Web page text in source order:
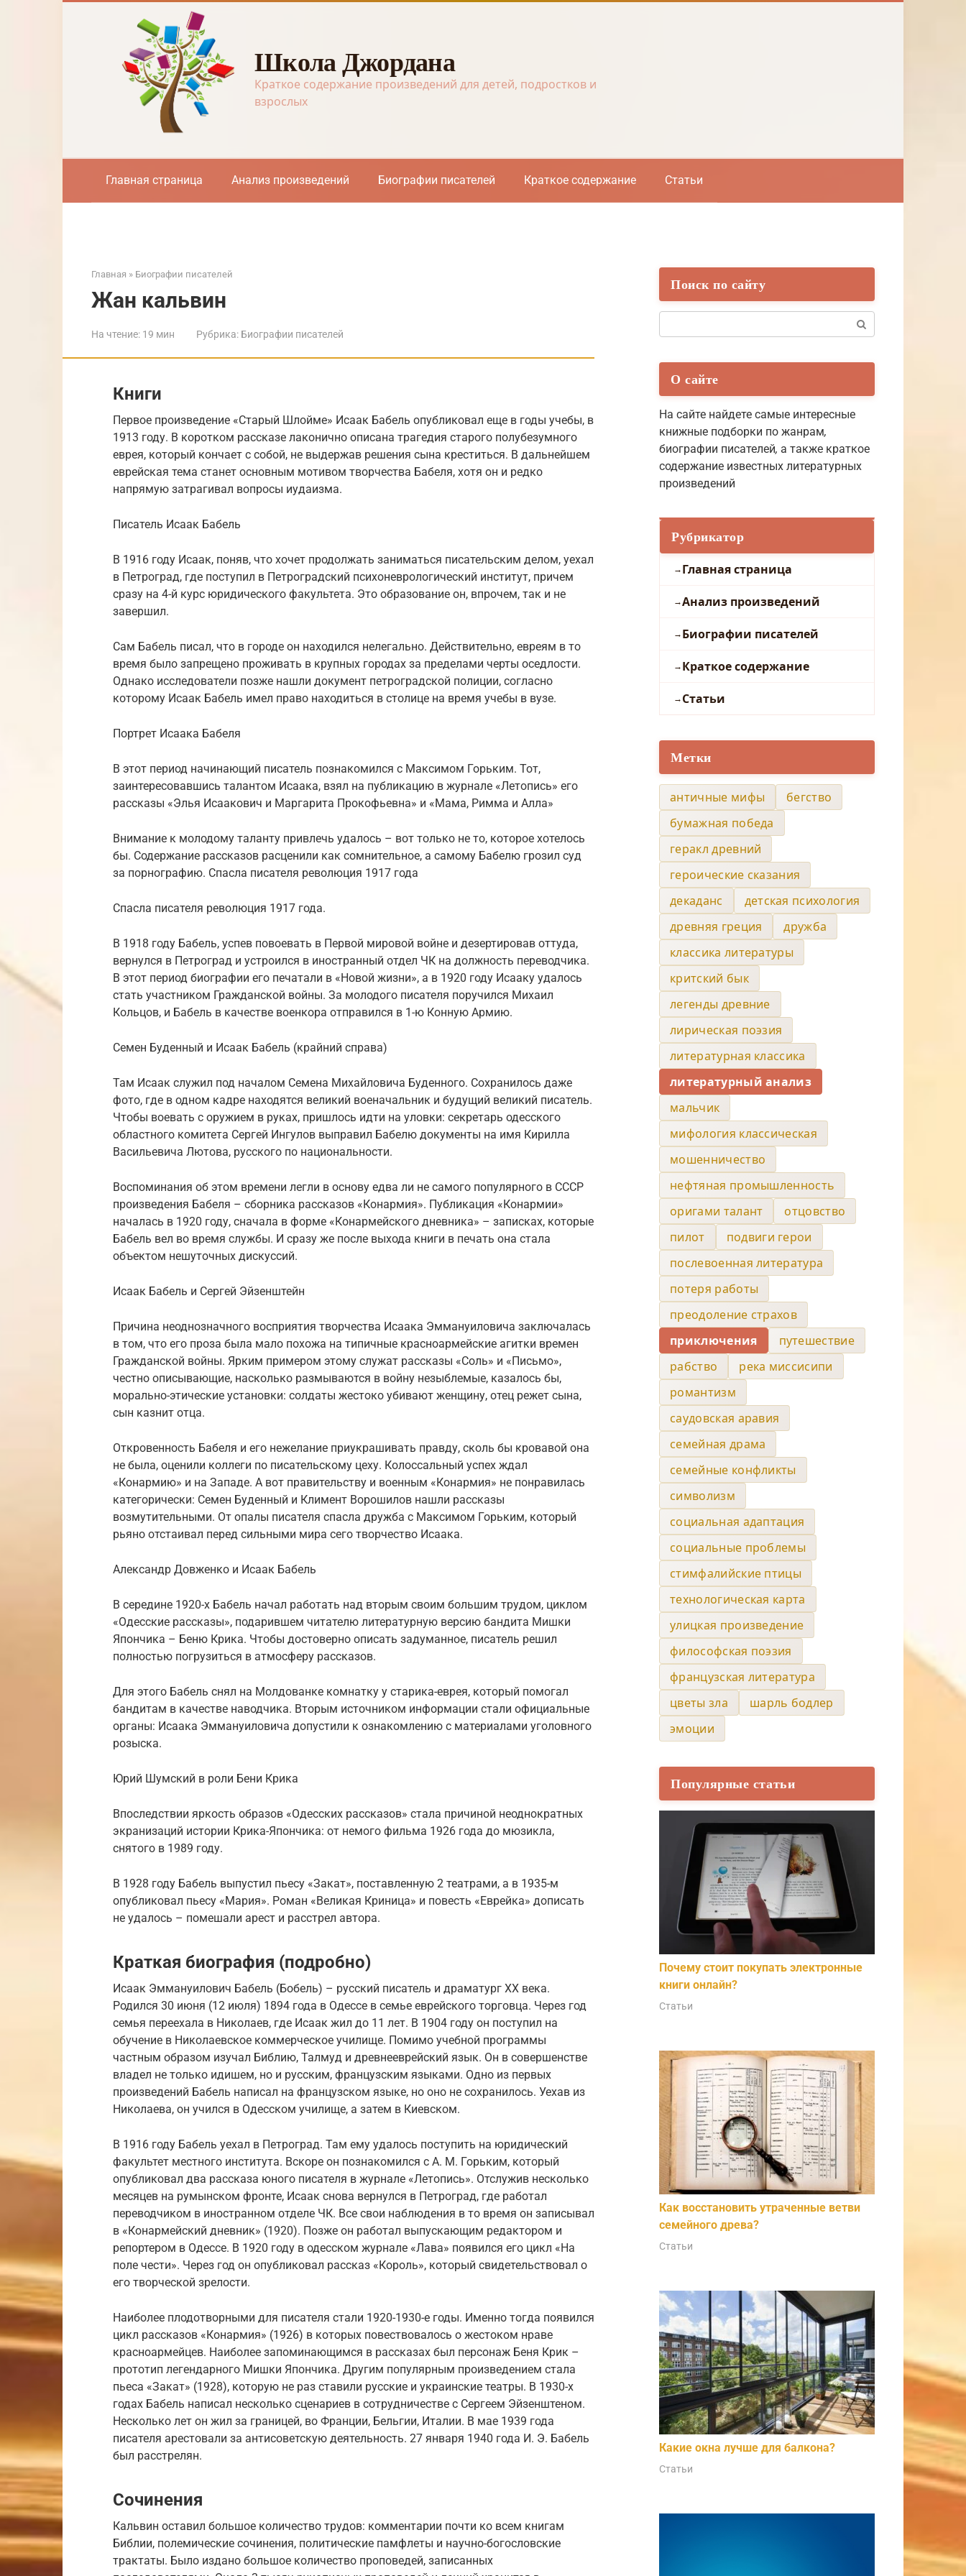
Школа Джордана
Краткое содержание произведений для детей, подростков и
взрослых
Главная страница Анализ произведений Биографии писателей Краткое содержание Статьи
Главная » Биографии писателей
Жан кальвин
На чтение: 19 мин Рубрика: Биографии писателей
Книги
Первое произведение «Старый Шлойме» Исаак Бабель опубликовал еще в годы учебы, в
1913 году. В коротком рассказе лаконично описана трагедия старого полубезумного
еврея, который кончает с собой, не выдержав решения сына креститься. В дальнейшем
еврейская тема станет основным мотивом творчества Бабеля, хотя он и редко
напрямую затрагивал вопросы иудаизма.
Писатель Исаак Бабель
В 1916 году Исаак, поняв, что хочет продолжать заниматься писательским делом, уехал
в Петроград, где поступил в Петроградский психоневрологический институт, причем
сразу на 4-й курс юридического факультета. Это образование он, впрочем, так и не
завершил.
Сам Бабель писал, что в городе он находился нелегально. Действительно, евреям в то
время было запрещено проживать в крупных городах за пределами черты оседлости.
Однако исследователи позже нашли документ петроградской полиции, согласно
которому Исаак Бабель имел право находиться в столице на время учебы в вузе.
Портрет Исаака Бабеля
В этот период начинающий писатель познакомился с Максимом Горьким. Тот,
заинтересовавшись талантом Исаака, взял на публикацию в журнале «Летопись» его
рассказы «Элья Исаакович и Маргарита Прокофьевна» и «Мама, Римма и Алла»
Внимание к молодому таланту привлечь удалось – вот только не то, которое хотелось
бы. Содержание рассказов расценили как сомнительное, а самому Бабелю грозил суд
за порнографию. Спасла писателя революция 1917 года
Спасла писателя революция 1917 года.
В 1918 году Бабель, успев повоевать в Первой мировой войне и дезертировав оттуда,
вернулся в Петроград и устроился в иностранный отдел ЧК на должность переводчика.
В этот период биографии его печатали в «Новой жизни», а в 1920 году Исааку удалось
стать участником Гражданской войны. За молодого писателя поручился Михаил
Кольцов, и Бабель в качестве военкора отправился в 1-ю Конную Армию.
Семен Буденный и Исаак Бабель (крайний справа)
Там Исаак служил под началом Семена Михайловича Буденного. Сохранилось даже
фото, где в одном кадре находятся великий военачальник и будущий великий писатель.
Чтобы воевать с оружием в руках, пришлось идти на уловки: секретарь одесского
областного комитета Сергей Ингулов выправил Бабелю документы на имя Кирилла
Васильевича Лютова, русского по национальности.
Воспоминания об этом времени легли в основу едва ли не самого популярного в СССР
произведения Бабеля – сборника рассказов «Конармия». Публикация «Конармии»
началась в 1920 году, сначала в форме «Конармейского дневника» – записках, которые
Бабель вел во время службы. И сразу же после выхода книги в печать она стала
объектом нешуточных дискуссий.
Исаак Бабель и Сергей Эйзенштейн
Причина неоднозначного восприятия творчества Исаака Эммануиловича заключалась
в том, что его проза была мало похожа на типичные красноармейские агитки времен
Гражданской войны. Ярким примером этому служат рассказы «Соль» и «Письмо»,
честно описывающие, насколько размываются в войну незыблемые, казалось бы,
морально-этические установки: солдаты жестоко убивают женщину, отец режет сына,
сын казнит отца.
Откровенность Бабеля и его нежелание приукрашивать правду, сколь бы кровавой она
не была, оценили коллеги по писательскому цеху. Колоссальный успех ждал
«Конармию» и на Западе. А вот правительству и военным «Конармия» не понравилась
категорически: Семен Буденный и Климент Ворошилов нашли рассказы
возмутительными. От опалы писателя спасла дружба с Максимом Горьким, который
рьяно отстаивал перед сильными мира сего творчество Исаака.
Александр Довженко и Исаак Бабель
В середине 1920-х Бабель начал работать над вторым своим большим трудом, циклом
«Одесские рассказы», подарившем читателю литературную версию бандита Мишки
Япончика – Беню Крика. Чтобы достоверно описать задуманное, писатель решил
полностью погрузиться в атмосферу рассказов.
Для этого Бабель снял на Молдованке комнатку у старика-еврея, который помогал
бандитам в качестве наводчика. Вторым источником информации стали официальные
органы: Исаака Эммануиловича допустили к ознакомлению с материалами уголовного
розыска.
Юрий Шумский в роли Бени Крика
Впоследствии яркость образов «Одесских рассказов» стала причиной неоднократных
экранизаций истории Крика-Япончика: от немого фильма 1926 года до мюзикла,
снятого в 1989 году.
В 1928 году Бабель выпустил пьесу «Закат», поставленную 2 театрами, а в 1935-м
опубликовал пьесу «Мария». Роман «Великая Криница» и повесть «Еврейка» дописать
не удалось – помешали арест и расстрел автора.
Краткая биография (подробно)
Исаак Эммануилович Бабель (Бобель) – русский писатель и драматург XX века.
Родился 30 июня (12 июля) 1894 года в Одессе в семье еврейского торговца. Через год
семья переехала в Николаев, где Исаак жил до 11 лет. В 1904 году он поступил на
обучение в Николаевское коммерческое училище. Помимо учебной программы
частным образом изучал Библию, Талмуд и древнееврейский язык. Он в совершенстве
владел не только идишем, но и русским, французским языками. Одно из первых
произведений Бабель написал на французском языке, но оно не сохранилось. Уехав из
Николаева, он учился в Одесском училище, а затем в Киевском.
В 1916 году Бабель уехал в Петроград. Там ему удалось поступить на юридический
факультет местного института. Вскоре он познакомился с А. М. Горьким, который
опубликовал два рассказа юного писателя в журнале «Летопись». Отслужив несколько
месяцев на румынском фронте, Исаак снова вернулся в Петроград, где работал
переводчиком в иностранном отделе ЧК. Все свои наблюдения в то время он записывал
в «Конармейский дневник» (1920). Позже он работал выпускающим редактором и
репортером в Одессе. В 1920 году в одесском журнале «Лава» появился его цикл «На
поле чести». Через год он опубликовал рассказ «Король», который свидетельствовал о
его творческой зрелости.
Наиболее плодотворными для писателя стали 1920-1930-е годы. Именно тогда появился
цикл рассказов «Конармия» (1926) в которых повествовалось о жестоком нраве
красноармейцев. Наиболее запоминающимся в рассказах был персонаж Беня Крик –
прототип легендарного Мишки Япончика. Другим популярным произведением стала
пьеса «Закат» (1928), которую не раз ставили русские и украинские театры. В 1930-х
годах Бабель написал несколько сценариев в сотрудничестве с Сергеем Эйзенштеном.
Несколько лет он жил за границей, во Франции, Бельгии, Италии. В мае 1939 года
писателя арестовали за антисоветскую деятельность. 27 января 1940 года И. Э. Бабель
был расстрелян.
Сочинения
Кальвин оставил большое количество трудов: комментарии почти ко всем книгам
Библии, полемические сочинения, политические памфлеты и научно-богословские
трактаты. Было издано большое количество проповедей, записанных
Поиск по сайту
О сайте
На сайте найдете самые интересные
книжные подборки по жанрам,
биографии писателей, а также краткое
содержание известных литературных
произведений
Рубрикатор
Главная страница
Анализ произведений
Биографии писателей
Краткое содержание
Статьи
Метки
античные мифы
бегство
бумажная победа
геракл древний
героические сказания
декаданс
детская психология
древняя греция
дружба
классика литературы
критский бык
легенды древние
лирическая поэзия
литературная классика
литературный анализ
мальчик
мифология классическая
мошенничество
нефтяная промышленность
оригами талант
отцовство
пилот
подвиги герои
послевоенная литература
потеря работы
преодоление страхов
приключения
путешествие
рабство
река миссисипи
романтизм
саудовская аравия
семейная драма
семейные конфликты
символизм
социальная адаптация
социальные проблемы
стимфалийские птицы
технологическая карта
улицкая произведение
философская поэзия
французская литература
цветы зла
шарль бодлер
эмоции
Популярные статьи
Почему стоит покупать электронные
книги онлайн?
Статьи
Как восстановить утраченные ветви
семейного древа?
Статьи
Какие окна лучше для балкона?
Статьи